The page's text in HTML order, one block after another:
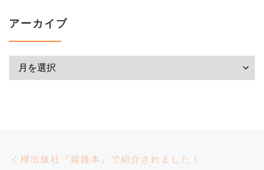
アーカイブ
アーカイブ
投稿ナビゲーション
枻出版社『姫路本』で紹介されました！